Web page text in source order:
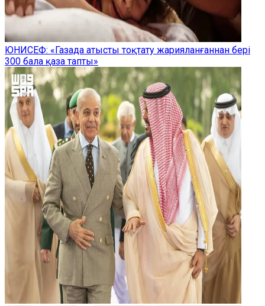
ЮНИСЕФ: «Газада атысты тоқтату жарияланғаннан бері
300 бала қаза тапты»